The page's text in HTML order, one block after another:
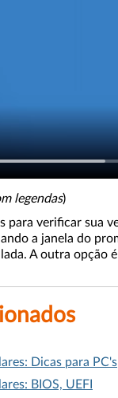
legendas)
para verificar sua
a janela do
A outra opção
Dicas para PC's
BIOS, UEFI